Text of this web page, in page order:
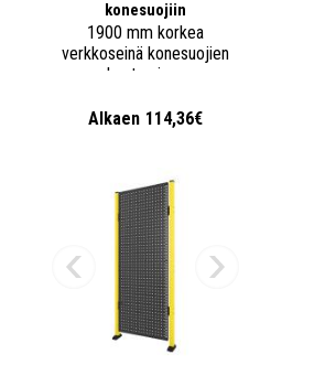
konesuojiin
1900 mm korkea
verkkoseinä konesuojien
rakentamiseen.
Alkaen 114,36€